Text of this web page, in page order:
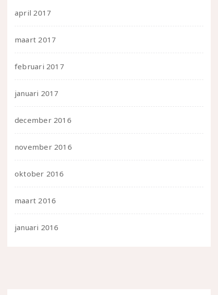
april 2017
maart 2017
februari 2017
januari 2017
december 2016
november 2016
oktober 2016
maart 2016
januari 2016